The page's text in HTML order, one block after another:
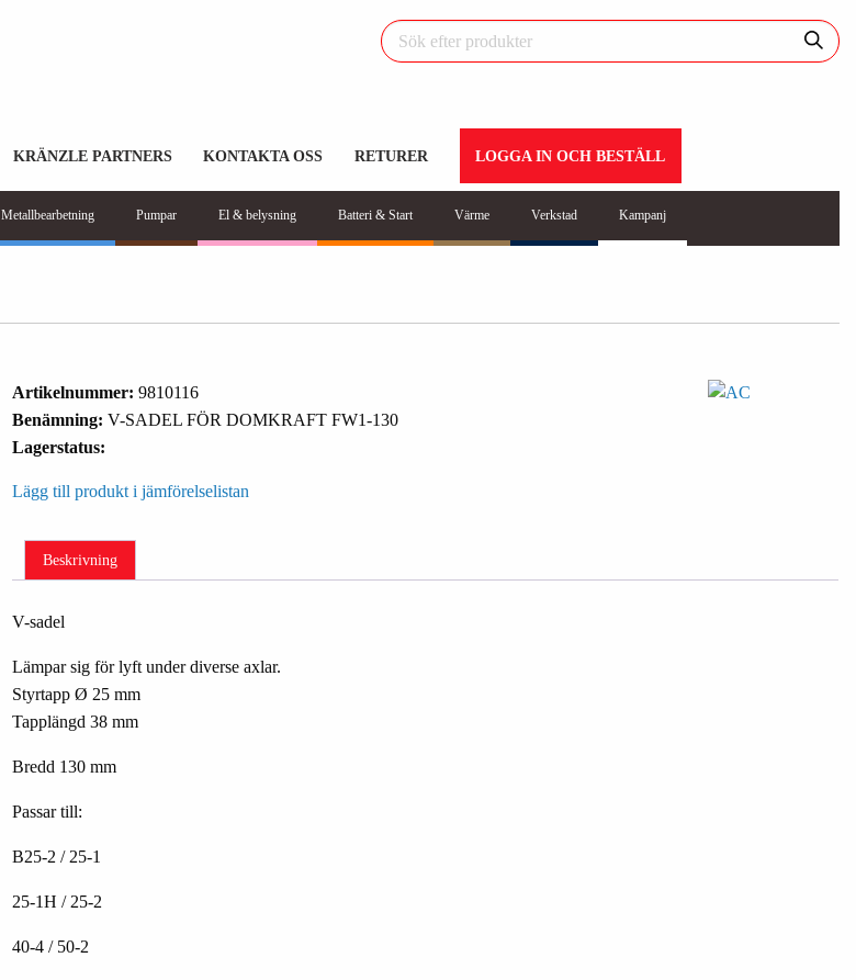
KRÄNZLE PARTNERS KONTAKTA OSS RETURER LOGGA IN OCH BESTÄLL
Metallbearbetning Pumpar El & belysning Batteri & Start Värme Verkstad Kampanj
Artikelnummer: 9810116
Benämning: V-SADEL FÖR DOMKRAFT FW1-130
Lagerstatus:
Lägg till produkt i jämförelselistan
Beskrivning
V-sadel
Lämpar sig för lyft under diverse axlar.
Styrtapp Ø 25 mm
Tapplängd 38 mm
Bredd 130 mm
Passar till:
B25-2 / 25-1
25-1H / 25-2
40-4 / 50-2